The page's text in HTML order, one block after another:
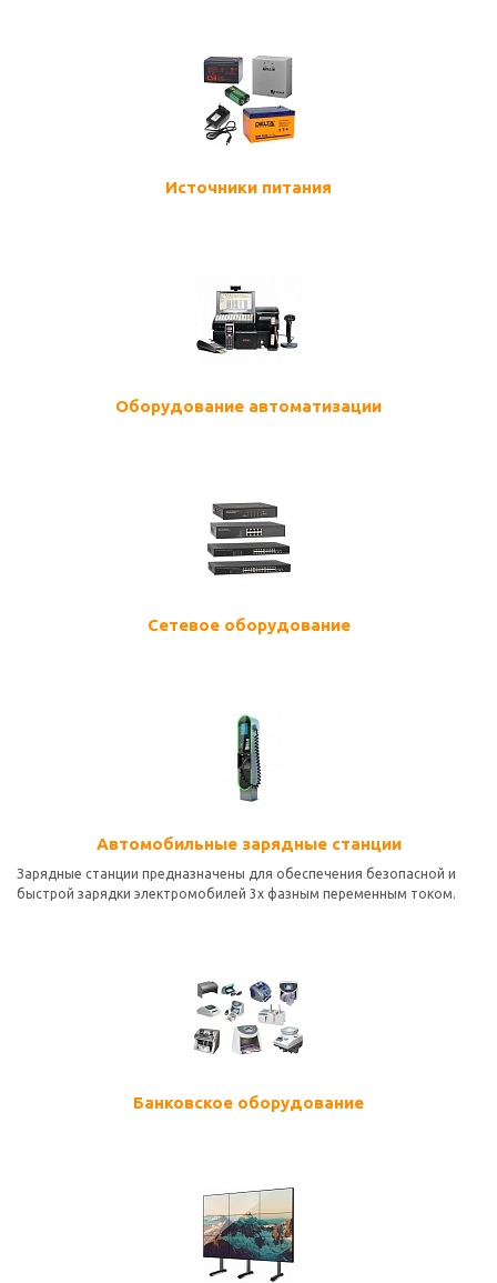
Источники питания
Оборудование автоматизации
Сетевое оборудование
Автомобильные зарядные станции
Зарядные станции предназначены для обеспечения безопасной и
быстрой зарядки электромобилей 3х фазным переменным током.
Банковское оборудование